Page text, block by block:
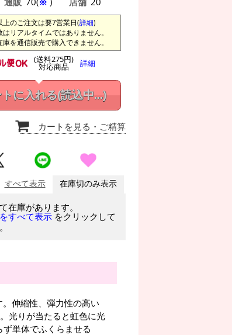
上のご注文は要7営業日(詳細)
リアルタイムではありません。
庫を通信販売で購入できません。
(送料275円)
対応商品 詳細
トに入れる(読込中...)
カートを見る ・ご精算
すべて表示 在庫切のみ表示
在庫があります。
すべて表示 をクリックして
伸縮性、弾力性の高い
光りが当たると虹色に光
単体でふくらませる